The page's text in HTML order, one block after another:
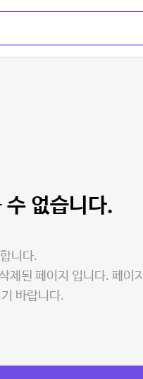
수 없습니다.
니다.
제된 페이지 입니다. 페이지
바랍니다.